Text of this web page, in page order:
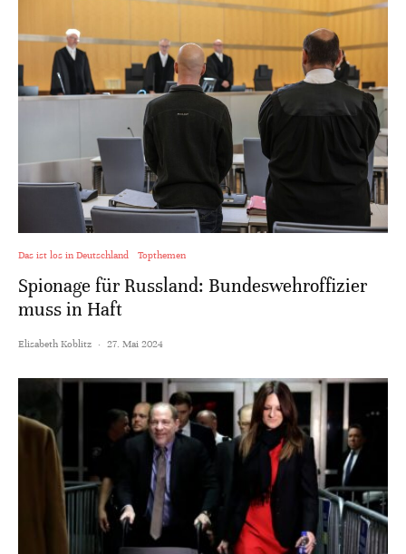
Das ist los in Deutschland Topthemen
Spionage für Russland: Bundeswehroffizier
muss in Haft
Elisabeth Koblitz · 27. Mai 2024